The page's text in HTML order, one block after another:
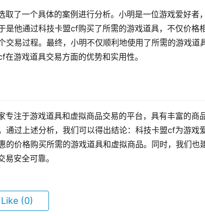
了一个具体的案例进行分析。小明是一位游戏爱好者
是他通过科技卡盟cf购买了所需的游戏道具，不仅价格
易过程。最终，小明不仅顺利地使用了所需的游戏道具
游戏道具交易方面的优势和实用性。
注于游戏道具和虚拟商品交易的平台，具有丰富的商
通过上述分析，我们可以得出结论：科技卡盟cf为游戏
价格购买所需的游戏道具和虚拟商品。同时，我们也
安全可靠。
(0)